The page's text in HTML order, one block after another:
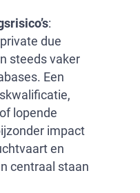
:
due
steeds vaker
Een
lopende
impact
en
centraal staan